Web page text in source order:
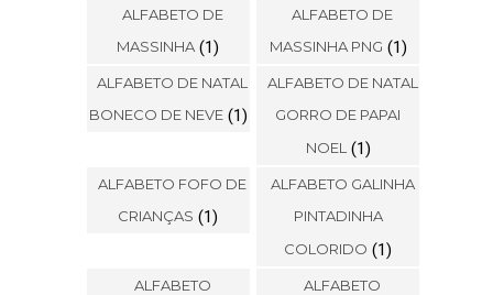
ALFABETO DE
MASSINHA (1)
ALFABETO DE
MASSINHA PNG (1)
ALFABETO DE NATAL
BONECO DE NEVE (1)
ALFABETO DE NATAL
GORRO DE PAPAI
NOEL (1)
ALFABETO FOFO DE
CRIANÇAS (1)
ALFABETO GALINHA
PINTADINHA
COLORIDO (1)
ALFABETO ALFABETO